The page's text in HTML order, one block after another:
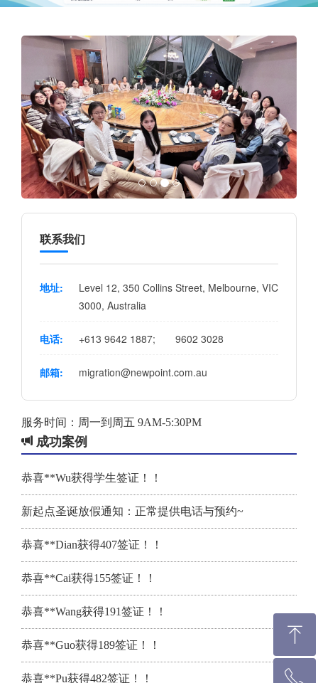
联系我们
地址:
Level 12, 350 Collins Street, Melbourne, VIC
3000, Australia
电话: +613 9642 1887; 9602 3028
邮箱: migration@newpoint.com.au
服务时间：周一到周五 9AM-5:30PM
成功案例
恭喜**Wu获得学生签证！！
新起点圣诞放假通知：正常提供电话与预约~
恭喜**Dian获得407签证！！
恭喜**Cai获得155签证！！
恭喜**Wang获得191签证！！
恭喜**Guo获得189签证！！
恭喜**Pu获得482签证！！
ꁸ
回到顶部
ꂅ